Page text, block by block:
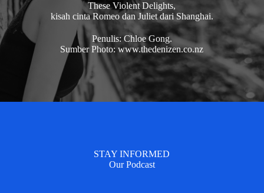
These Violent Delights,
kisah cinta Romeo dan Juliet dari Shanghai.
Penulis: Chloe Gong.
Sumber Photo: www.thedenizen.co.nz
STAY INFORMED
Our Podcast